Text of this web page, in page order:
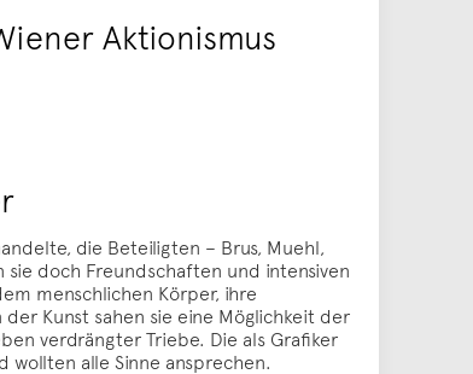
Aktionismus
die Beteiligten – Brus, Muehl,
doch Freundschaften und intensiven
menschlichen Körper, ihre
Kunst sahen sie eine Möglichkeit der
verdrängter Triebe. Die als Grafiker
alle Sinne ansprechen.